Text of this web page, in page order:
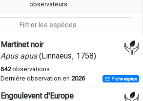
observateurs
Martinet noir
Apus apus(Linnaeus, 1758)
842observations
Dernière observation en 2026 Fiche espèce
Engoulevent d'Europe